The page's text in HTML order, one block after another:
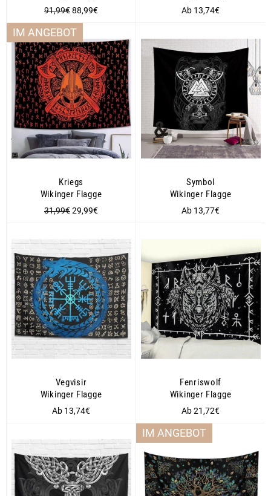
Normaler
Preis
91,99€Sonderpreis
88,99€ Ab 13,74€
Kriegs
Wikinger Flagge
Normaler
31,99€Sonderpreis
29,99€
IM ANGEBOT
Symbol
Wikinger Flagge
Ab 13,77€
Vegvisir
Wikinger Flagge
Ab 13,74€
Fenriswolf
Wikinger Flagge
Ab 21,72€
IM ANGEBOT